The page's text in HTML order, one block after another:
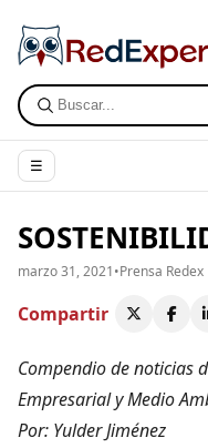
☰
marzo 31, 2021•Prensa Redex
Compartir
Compendio de noticias
Empresarial y Medio
Por: Yulder Jiménez